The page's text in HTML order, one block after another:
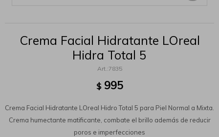
Crema Facial Hidratante LOreal
Hidra Total 5
7835
$ 995
Crema Facial Hidratante LOreal Hidro Total 5 para Piel Normal a Mixta.
Crema humectante matificante, combate el brillo además de reducir
poros e imperfecciones